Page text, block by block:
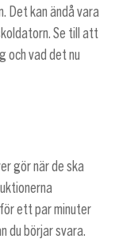
Det kan ändå vara
Se till att
och vad det nu
gör när de ska
ett par minuter
du börjar svara.